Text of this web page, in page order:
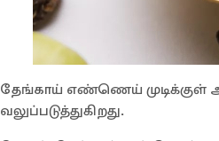
தேங்காய் எண்ணெய் முடிக்குள்
வலுப்படுத்துகிறது.